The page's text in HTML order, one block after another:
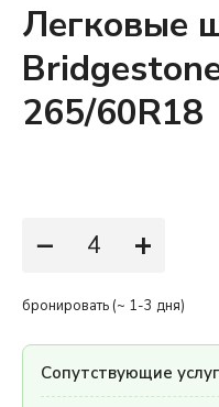
Легковые
265/60R18
− +
бронировать (~ 1-3 дня)
Сопутствующие